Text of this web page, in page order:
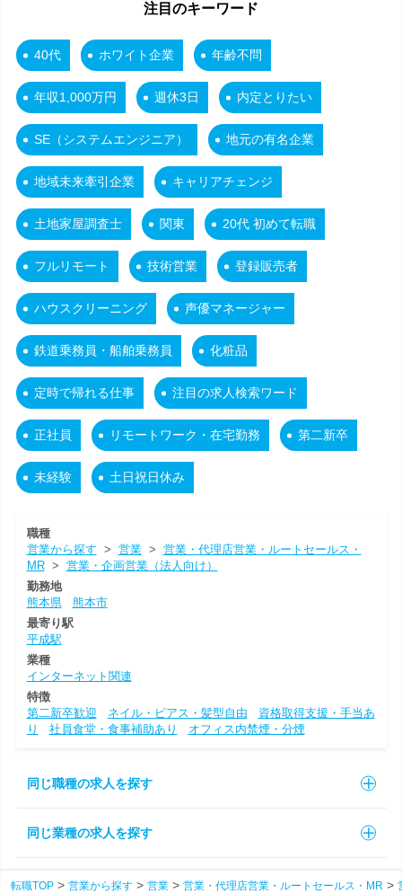
注目のキーワード
40代 ホワイト企業 年齢不問
年収1,000万円 週休3日 内定とりたい
SE（システムエンジニア） 地元の有名企業
地域未来牽引企業 キャリアチェンジ
土地家屋調査士 関東 20代 初めて転職
フルリモート 技術営業 登録販売者
ハウスクリーニング 声優マネージャー
鉄道乗務員・船舶乗務員 化粧品
定時で帰れる仕事 注目の求人検索ワード
正社員 リモートワーク・在宅勤務 第二新卒
未経験 土日祝日休み
職種
営業から探す > 営業> 営業・代理店営業・ルートセールス・
MR> 営業・企画営業（法人向け）
勤務地
熊本県
熊本市
最寄り駅
平成駅
業種
インターネット関連
特徴
第二新卒歓迎
ネイル・ピアス・髪型自由
資格取得支援・手当あ
り
社員食堂・食事補助あり オフィス内禁煙・分煙
同じ職種の求人を探す
同じ業種の求人を探す
転職TOP 営業から探す 営業 営業・代理店営業・ルートセールス・MR